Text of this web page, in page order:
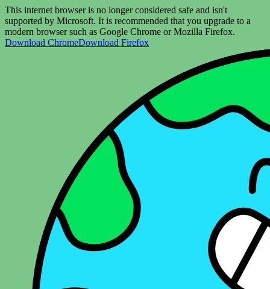
This internet browser is no longer considered safe and isn't
supported by Microsoft. It is recommended that you upgrade to a
modern browser such as Google Chrome or Mozilla Firefox.
Download ChromeDownload Firefox